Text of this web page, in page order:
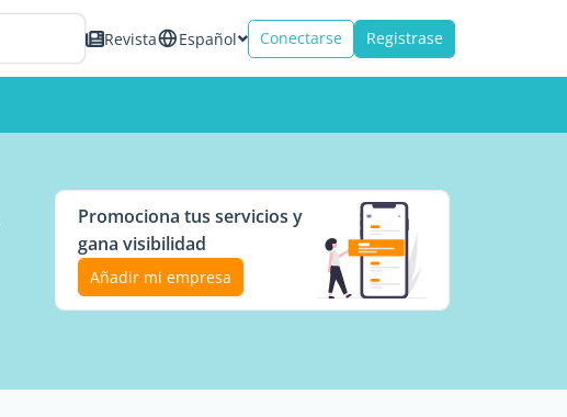
Revista Español Conectarse Registrase
Promociona tus servicios y
gana visibilidad
Añadir mi empresa